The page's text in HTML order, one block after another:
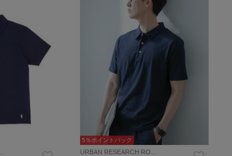
5％ポイントバック
URBAN RESEARCH RO…